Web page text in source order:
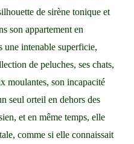
de sirène tonique et
son appartement en
une intenable superficie,
de peluches, ses chats,
moulantes, son incapacité
seul orteil en dehors des
et en même temps, elle
comme si elle connaissait